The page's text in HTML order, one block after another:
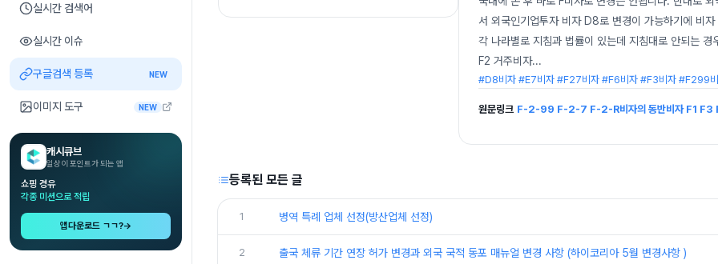
실시간 검색어
실시간 이슈
구글검색 등록 NEW
이미지 도구 NEW
캐시큐브
일상이 포인트가 되는 앱
쇼핑 경유
각종 미션으로 적립
앱다운로드 ㄱㄱ?→
서 외국인기업투자 비자 D8로 변경이 가능하기에 비
각 나라별로 지침과 법률이 있는데 지침대로 안되는
F2 거주비자...
#D8비자 #E7비자 #F27비자 #F6비자 #F3비자 #F299
원문링크 F-2-99 F-2-7 F-2-R비자의 동반비자 F1 F3
등록된 모든 글
1 병역 특례 업체 선정(방산업체 선정)
2 출국 체류 기간 연장 허가 변경과 외국 국적 동포 매뉴얼 변경 사항 (하이코리아 5월 변경사항 )